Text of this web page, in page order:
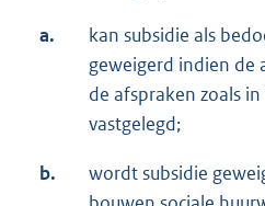
a.
kan subsidie als
geweigerd indien de
de afspraken zoals
vastgelegd;
b.
wordt subsidie